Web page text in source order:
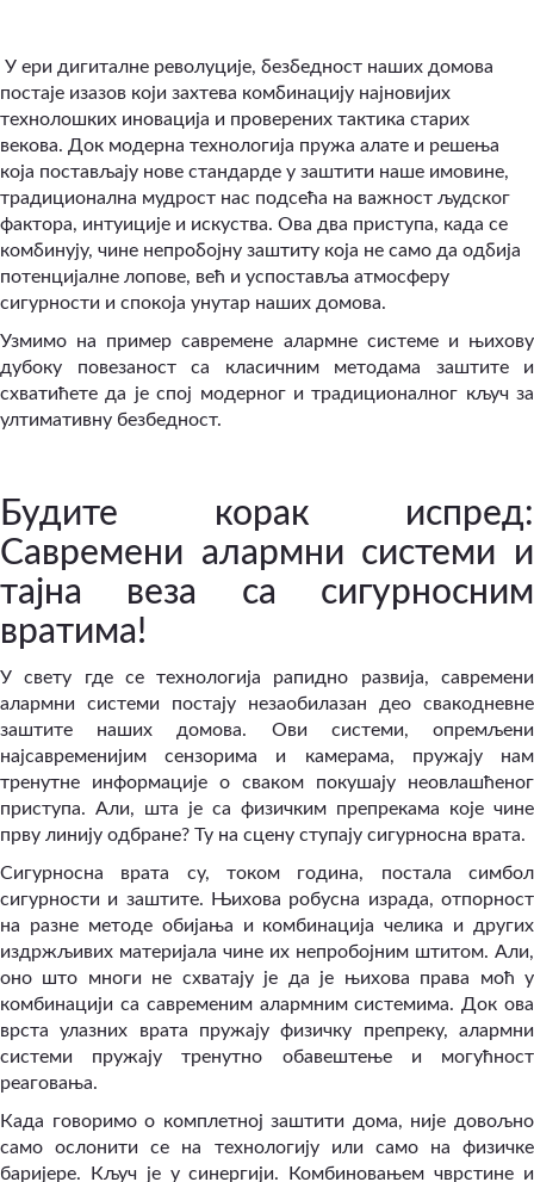
У ери дигиталне револуције, безбедност наших домова
постаје изазов који захтева комбинацију најновијих
технолошких иновација и проверених тактика старих
векова. Док модерна технологија пружа алате и решења
која постављају нове стандарде у заштити наше имовине,
традиционална мудрост нас подсећа на важност људског
фактора, интуиције и искуства. Ова два приступа, када се
комбинују, чине непробојну заштиту која не само да одбија
потенцијалне лопове, већ и успоставља атмосферу
сигурности и спокоја унутар наших домова.
Узмимо на пример савремене алармне системе и њихову
дубоку повезаност са класичним методама заштите и
схватићете да је спој модерног и традиционалног кључ за
ултимативну безбедност.
Будите корак испред:
Савремени алармни системи и
тајна веза са сигурносним
вратима!
У свету где се технологија рапидно развија, савремени
алармни системи постају незаобилазан део свакодневне
заштите наших домова. Ови системи, опремљени
најсавременијим сензорима и камерама, пружају нам
тренутне информације о сваком покушају неовлашћеног
приступа. Али, шта је са физичким препрекама које чине
прву линију одбране? Ту на сцену ступају сигурносна врата.
Сигурносна врата су, током година, постала симбол
сигурности и заштите. Њихова робусна израда, отпорност
на разне методе обијања и комбинација челика и других
издржљивих материјала чине их непробојним штитом. Али,
оно што многи не схватају је да је њихова права моћ у
комбинацији са савременим алармним системима. Док ова
врста улазних врата пружају физичку препреку, алармни
системи пружају тренутно обавештење и могућност
реаговања.
Када говоримо о комплетној заштити дома, није довољно
само ослонити се на технологију или само на физичке
баријере. Кључ је у синергији. Комбиновањем чврстине и